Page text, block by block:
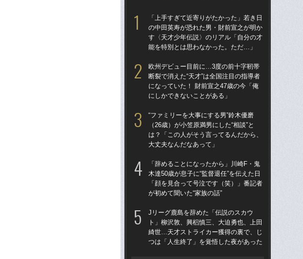
「上手すぎて近寄りがたかった」若き日
の中田英寿が恐れた男・財前宣之が明か
す〈天才少年伝説〉のリアル「自分の才
能を特別とは思わなかった。ただ…」
欧州デビュー目前に…3度の前十字靭帯
断裂で消えた“天才”は全国注目の指導者
になっていた！ 財前宣之47歳の今「俺
にしかできないことがある」
“ファミリーを大事にする男”鈴木優磨
（26歳）が小笠原満男にした“相談”と
は？「この人がそう言ってるんだから、
大丈夫なんだなあって」
「辞めることになったから」川崎F・鬼
木達50歳が息子に“監督退任”を伝えた日
「顔を見合って号泣です（笑）」番記者
が初めて聞いた“家族の話”
Jリーグ鹿島を辞めた「伝説のスカウ
ト」柳沢敦、興梠慎三、大迫勇也、上田
綺世…天才ストライカー獲得の裏で、じ
つは「人生終了」を覚悟した夜があった